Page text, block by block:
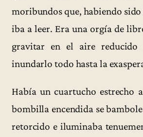
moribundos que, habiendo
iba a leer. Era una orgía de
gravitar en el aire reducido
inundarlo todo hasta la
Había un cuartucho estrecho
bombilla encendida se
retorcido e iluminaba